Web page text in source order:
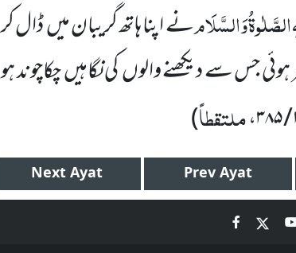
الصَّلٰوۃُوَالسَّلَامنے اپنا ہاتھ گریبان میں ڈال کر
جس سے دیکھنے والوں کی نگاہیں چکاچوند ہو
،ملتقطاً)
Next Ayat Prev Ayat